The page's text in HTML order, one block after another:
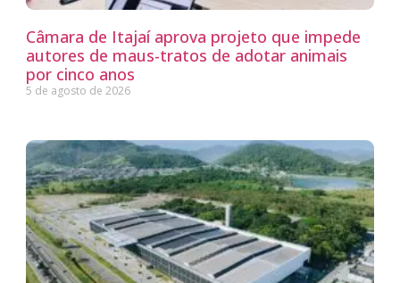
Câmara de Itajaí aprova projeto que impede
autores de maus-tratos de adotar animais
por cinco anos
5 de agosto de 2026